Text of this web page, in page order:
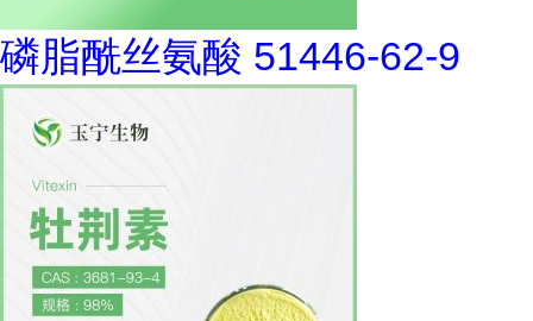
磷脂酰丝氨酸 51446-62-9